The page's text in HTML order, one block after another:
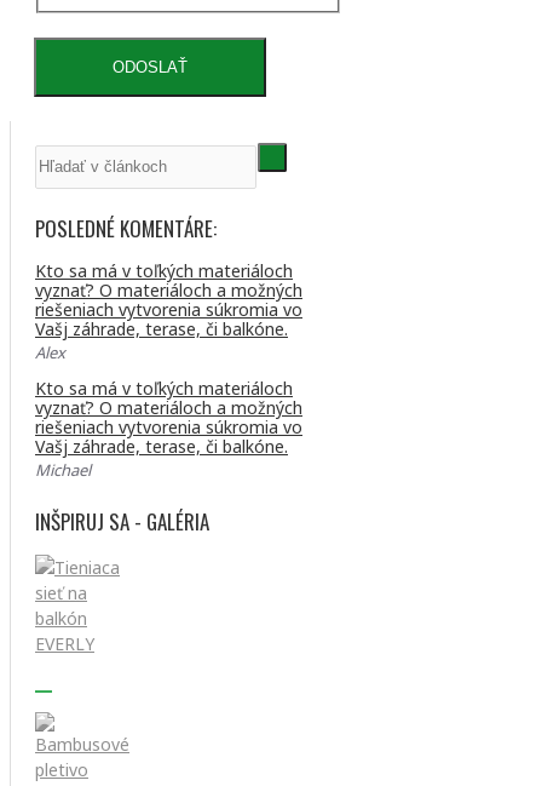
ODOSLAŤ
POSLEDNÉ KOMENTÁRE:
Kto sa má v toľkých materiáloch
vyznať? O materiáloch a možných
riešeniach vytvorenia súkromia vo
Vašj záhrade, terase, či balkóne.
Alex
Kto sa má v toľkých materiáloch
vyznať? O materiáloch a možných
riešeniach vytvorenia súkromia vo
Vašj záhrade, terase, či balkóne.
Michael
INŠPIRUJ SA - GALÉRIA